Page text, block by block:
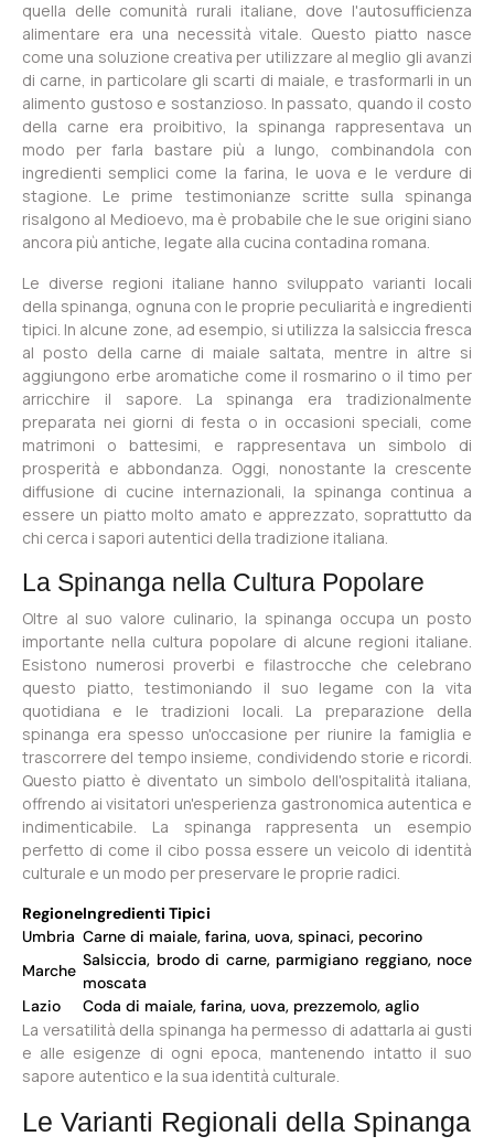
quella delle comunità rurali italiane, dove l'autosufficienza
alimentare era una necessità vitale. Questo piatto nasce
come una soluzione creativa per utilizzare al meglio gli avanzi
di carne, in particolare gli scarti di maiale, e trasformarli in un
alimento gustoso e sostanzioso. In passato, quando il costo
della carne era proibitivo, la spinanga rappresentava un
modo per farla bastare più a lungo, combinandola con
ingredienti semplici come la farina, le uova e le verdure di
stagione. Le prime testimonianze scritte sulla spinanga
risalgono al Medioevo, ma è probabile che le sue origini siano
ancora più antiche, legate alla cucina contadina romana.
Le diverse regioni italiane hanno sviluppato varianti locali
della spinanga, ognuna con le proprie peculiarità e ingredienti
tipici. In alcune zone, ad esempio, si utilizza la salsiccia fresca
al posto della carne di maiale saltata, mentre in altre si
aggiungono erbe aromatiche come il rosmarino o il timo per
arricchire il sapore. La spinanga era tradizionalmente
preparata nei giorni di festa o in occasioni speciali, come
matrimoni o battesimi, e rappresentava un simbolo di
prosperità e abbondanza. Oggi, nonostante la crescente
diffusione di cucine internazionali, la spinanga continua a
essere un piatto molto amato e apprezzato, soprattutto da
chi cerca i sapori autentici della tradizione italiana.
La Spinanga nella Cultura Popolare
Oltre al suo valore culinario, la spinanga occupa un posto
importante nella cultura popolare di alcune regioni italiane.
Esistono numerosi proverbi e filastrocche che celebrano
questo piatto, testimoniando il suo legame con la vita
quotidiana e le tradizioni locali. La preparazione della
spinanga era spesso un'occasione per riunire la famiglia e
trascorrere del tempo insieme, condividendo storie e ricordi.
Questo piatto è diventato un simbolo dell'ospitalità italiana,
offrendo ai visitatori un'esperienza gastronomica autentica e
indimenticabile. La spinanga rappresenta un esempio
perfetto di come il cibo possa essere un veicolo di identità
culturale e un modo per preservare le proprie radici.
RegioneIngredienti Tipici
Umbria Carne di maiale, farina, uova, spinaci, pecorino
Marche
Salsiccia, brodo di carne, parmigiano reggiano, noce
moscata
Lazio
Coda di maiale, farina, uova, prezzemolo, aglio
La versatilità della spinanga ha permesso di adattarla ai gusti
e alle esigenze di ogni epoca, mantenendo intatto il suo
sapore autentico e la sua identità culturale.
Le Varianti Regionali della Spinanga